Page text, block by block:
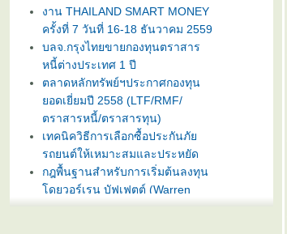
งาน THAILAND SMART MONEY
ครั้งที่ 7 วันที่ 16-18 ธันวาคม 2559
บลจ.กรุงไทยขายกองทุนตราสาร
หนี้ต่างประเทศ 1 ปี
ตลาดหลักทรัพย์ฯประกาศกองทุน
อดเยี่ยมปี 2558 (LTF/RMF/
ตราสารหนี้/ตราสารทุน)
เทคนิควิธีการเลือกซื้อประกันภั
รถยนต์ให้เหมาะสมและประหยัด
กฎพื้นฐานสำหรับการเริ่มต้นลงทุน
ดยวอร์เรน บัฟเฟตต์ (Warren